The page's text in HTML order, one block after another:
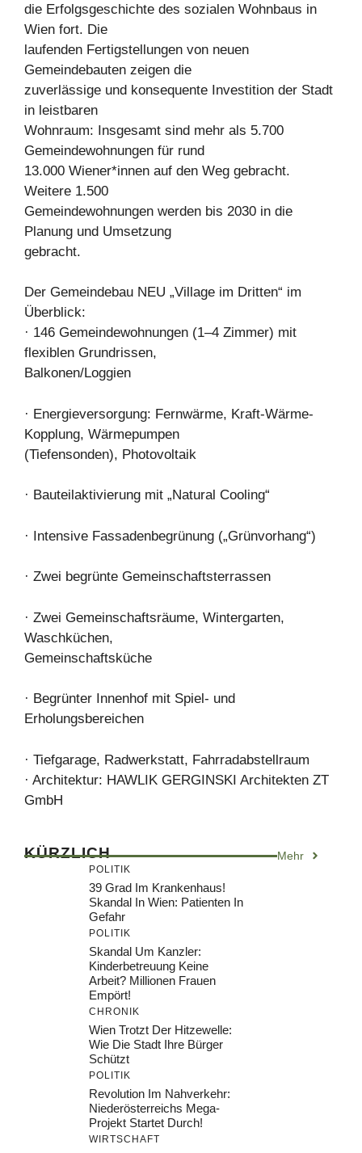
die Erfolgsgeschichte des sozialen Wohnbaus in
Wien fort. Die
laufenden Fertigstellungen von neuen
Gemeindebauten zeigen die
zuverlässige und konsequente Investition der Stadt
in leistbaren
Wohnraum: Insgesamt sind mehr als 5.700
Gemeindewohnungen für rund
13.000 Wiener*innen auf den Weg gebracht.
Weitere 1.500
Gemeindewohnungen werden bis 2030 in die
Planung und Umsetzung
gebracht.
Der Gemeindebau NEU „Village im Dritten“ im
Überblick:
· 146 Gemeindewohnungen (1–4 Zimmer) mit
flexiblen Grundrissen,
Balkonen/Loggien
· Energieversorgung: Fernwärme, Kraft-Wärme-
Kopplung, Wärmepumpen
(Tiefensonden), Photovoltaik
· Bauteilaktivierung mit „Natural Cooling“
· Intensive Fassadenbegrünung („Grünvorhang“)
· Zwei begrünte Gemeinschaftsterrassen
· Zwei Gemeinschaftsräume, Wintergarten,
Waschküchen,
Gemeinschaftsküche
· Begrünter Innenhof mit Spiel- und
Erholungsbereichen
· Tiefgarage, Radwerkstatt, Fahrradabstellraum
· Architektur: HAWLIK GERGINSKI Architekten ZT
GmbH
KÜRZLICH Mehr
POLITIK
39 Grad Im Krankenhaus!
Skandal In Wien: Patienten In
Gefahr
POLITIK
Skandal Um Kanzler:
Kinderbetreuung Keine
Arbeit? Millionen Frauen
Empört!
CHRONIK
Wien Trotzt Der Hitzewelle:
Wie Die Stadt Ihre Bürger
Schützt
POLITIK
Revolution Im Nahverkehr:
Niederösterreichs Mega-
Projekt Startet Durch!
WIRTSCHAFT